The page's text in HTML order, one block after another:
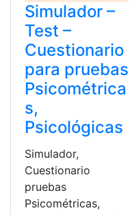
Simulador –
Test –
Cuestionario
para pruebas
Psicométrica
s,
Psicológicas
Simulador,
Cuestionario
pruebas
Psicométricas,